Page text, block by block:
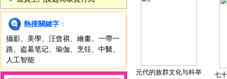
熱搜關鍵字 ：
攝影
美學 汪曾祺 繪畫
一帶一
路
盗墓笔记 瑜伽 烹饪 中醫
人工智能
元代的族群文化与科举 七